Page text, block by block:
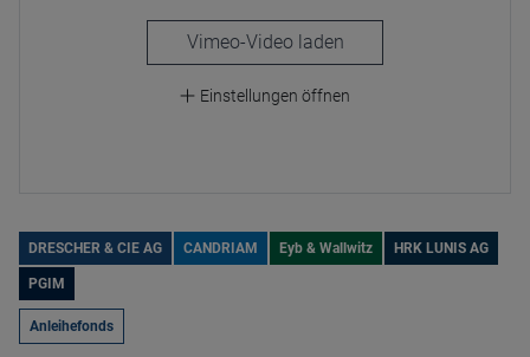
laden
Einstellungen öffnen
DRESCHER & CIE AG CANDRIAM Eyb & Wallwitz HRK LUNIS AG
PGIM
Anleihefonds